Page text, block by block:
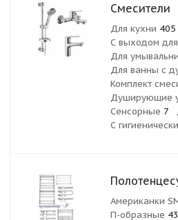
Смесители
Для кухни 405
С выходом
Для
Для ванны с
Комплект
Душирующие
Сенсорные 7
С
Американки
П-образные 43